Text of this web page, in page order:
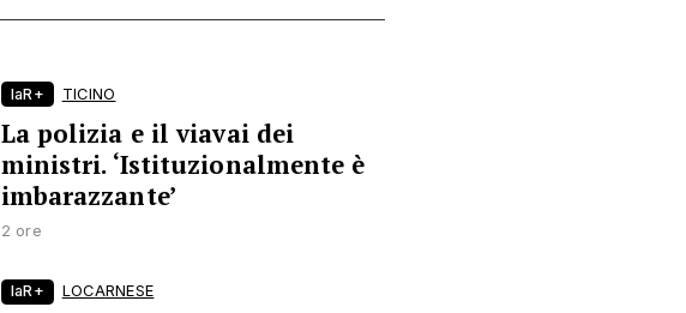
laR+ TICINO
La polizia e il viavai dei
ministri. ‘Istituzionalmente è
imbarazzante’
2 ore
laR+ LOCARNESE